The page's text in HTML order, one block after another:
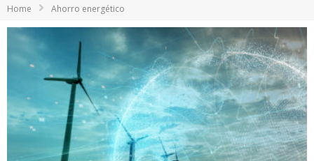
Home Ahorro energético